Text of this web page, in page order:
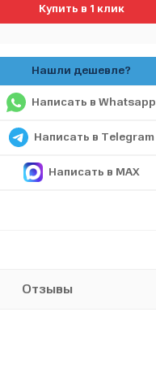
Купить в 1 клик
Написать в Whatsapp
Написать в Telegram
Написать в MAX
Отзывы